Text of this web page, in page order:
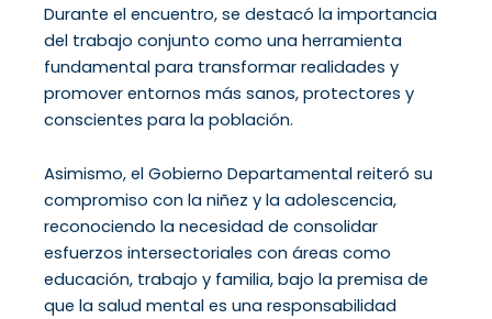
Durante el encuentro, se destacó la importancia
del trabajo conjunto como una herramienta
fundamental para transformar realidades y
promover entornos más sanos, protectores y
conscientes para la población.
Asimismo, el Gobierno Departamental reiteró su
compromiso con la niñez y la adolescencia,
reconociendo la necesidad de consolidar
esfuerzos intersectoriales con áreas como
educación, trabajo y familia, bajo la premisa de
que la salud mental es una responsabilidad